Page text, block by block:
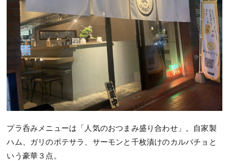
プラ呑みメニューは「人気のおつまみ盛り合わせ」。自家製
ハム、ガリのポテサラ、サーモンと千枚漬けのカルパチョと
いう豪華３点。